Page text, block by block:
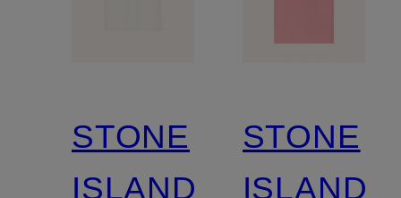
STONE
ISLAND
STONE
ISLAND